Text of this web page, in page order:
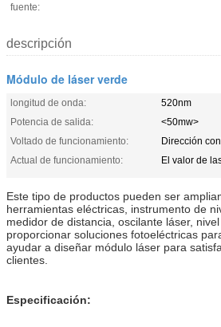
fuente:
descripción
Módulo de láser verde
longitud de onda:
520nm
Potencia de salida:
<50mw>
Voltado de funcionamiento:
Dirección
Actual de funcionamiento:
El valor de
Este tipo de productos pueden ser
herramientas eléctricas, instrumento de
medidor de distancia, oscilante láser,
proporcionar soluciones fotoeléctricas
ayudar a diseñar módulo láser para
clientes.
Especificación: